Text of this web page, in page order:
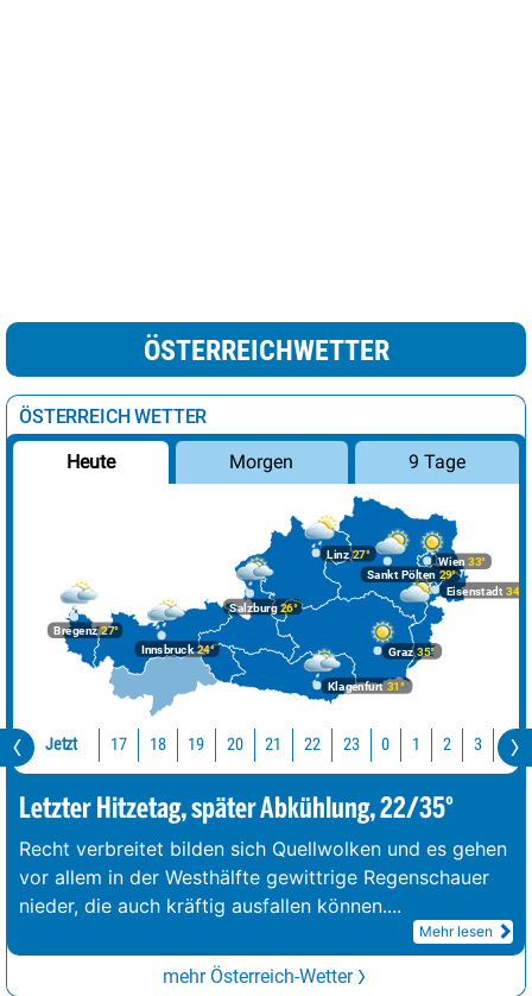
ÖSTERREICHWETTER
ÖSTERREICH WETTER
Heute Morgen 9 Tage
Bregenz27°
Graz35°
Innsbruck24°
Klagenfurt 31°
Linz27°
Salzburg26°
Wien 33°
Eisenstadt 34°
Sankt Pölten 29°
Jetzt 17 18 19 20 21 22 23 0 1 2 3 4
Letzter Hitzetag, später Abkühlung, 22/35°
Recht verbreitet bilden sich Quellwolken und es gehen
vor allem in der Westhälfte gewittrige Regenschauer
nieder, die auch kräftig ausfallen können....
Mehr lesen
mehr Österreich-Wetter